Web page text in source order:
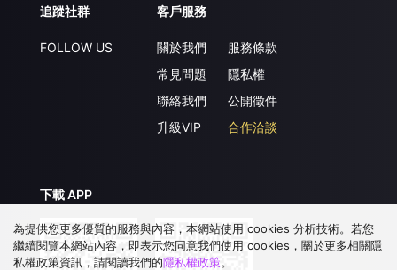
追蹤社群
FOLLOW US
客戶服務
關於我們
常見問題
聯絡我們
升級VIP
服務條款
隱私權
公開徵件
合作洽談
下載 APP
為提供您更多優質的服務與內容，本網站使用 cookies 分析技術。若您
繼續閱覽本網站內容，即表示您同意我們使用 cookies，關於更多相關隱
私權政策資訊，請閱讀我們的隱私權政策。